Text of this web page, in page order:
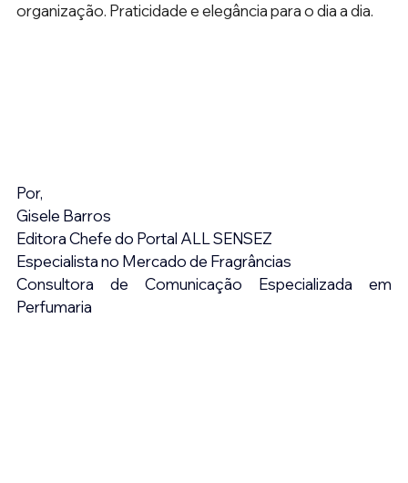
organização. Praticidade e elegância para o dia a dia.
Por,
Gisele Barros
Editora Chefe do Portal ALL SENSEZ
Especialista no Mercado de Fragrâncias
Consultora de Comunicação Especializada em
Perfumaria